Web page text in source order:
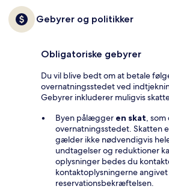
Gebyrer og politikker
Obligatoriske gebyrer
Du vil blive bedt om at betale
overnatningsstedet ved
Gebyrer inkluderer muligvis
Byen pålægger en skat,
overnatningsstedet. Skatten
gælder ikke nødvendigvis
undtagelser og reduktioner
oplysninger bedes du
kontaktoplysningerne angivet
reservationsbekræftelsen.